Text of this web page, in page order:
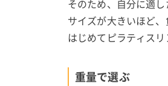
そのため、自分に適し
サイズが大きいほど、
はじめてピラティス
重量で選ぶ